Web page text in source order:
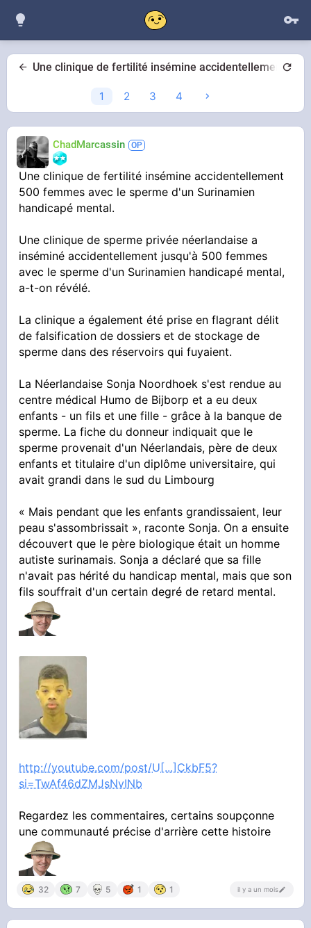
Une clinique de fertilité insémine accidentellement
1 2 3 4
ChadMarcassin
Une clinique de fertilité insémine accidentellement
500 femmes avec le sperme d'un Surinamien
handicapé mental.
Une clinique de sperme privée néerlandaise a
inséminé accidentellement jusqu'à 500 femmes
avec le sperme d'un Surinamien handicapé mental,
a-t-on révélé.
La clinique a également été prise en flagrant délit
de falsification de dossiers et de stockage de
sperme dans des réservoirs qui fuyaient.
La Néerlandaise Sonja Noordhoek s'est rendue au
centre médical Humo de Bijborp et a eu deux
enfants - un fils et une fille - grâce à la banque de
sperme. La fiche du donneur indiquait que le
sperme provenait d'un Néerlandais, père de deux
enfants et titulaire d'un diplôme universitaire, qui
avait grandi dans le sud du Limbourg
« Mais pendant que les enfants grandissaient, leur
peau s'assombrissait », raconte Sonja. On a ensuite
découvert que le père biologique était un homme
autiste surinamais. Sonja a déclaré que sa fille
n'avait pas hérité du handicap mental, mais que son
fils souffrait d'un certain degré de retard mental.
http://youtube.com/post/U[...]CkbF5?
si=TwAf46dZMJsNvINb
Regardez les commentaires, certains soupçonne
une communauté précise d'arrière cette histoire
32 7 5 1 1 il y a un mois